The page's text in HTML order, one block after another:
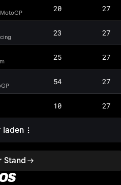
Stand
20 27
23 27
25 27
54 27
10 27
laden